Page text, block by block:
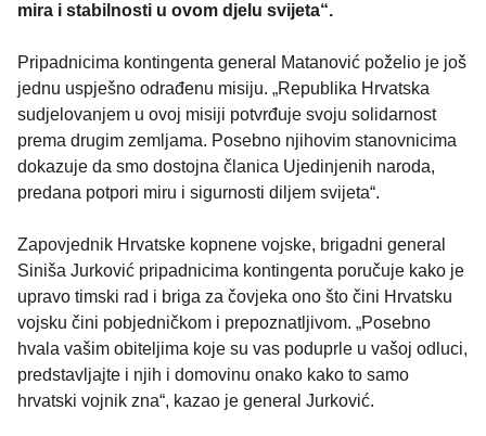
mira i stabilnosti u ovom djelu svijeta“.
Pripadnicima kontingenta general Matanović poželio je još
jednu uspješno odrađenu misiju. „Republika Hrvatska
sudjelovanjem u ovoj misiji potvrđuje svoju solidarnost
prema drugim zemljama. Posebno njihovim stanovnicima
dokazuje da smo dostojna članica Ujedinjenih naroda,
predana potpori miru i sigurnosti diljem svijeta“.
Zapovjednik Hrvatske kopnene vojske, brigadni general
Siniša Jurković pripadnicima kontingenta poručuje kako je
upravo timski rad i briga za čovjeka ono što čini Hrvatsku
vojsku čini pobjedničkom i prepoznatljivom. „Posebno
hvala vašim obiteljima koje su vas poduprle u vašoj odluci,
predstavljajte i njih i domovinu onako kako to samo
hrvatski vojnik zna“, kazao je general Jurković.